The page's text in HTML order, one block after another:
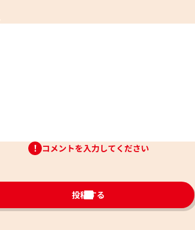
コメントを入力してください
投稿する